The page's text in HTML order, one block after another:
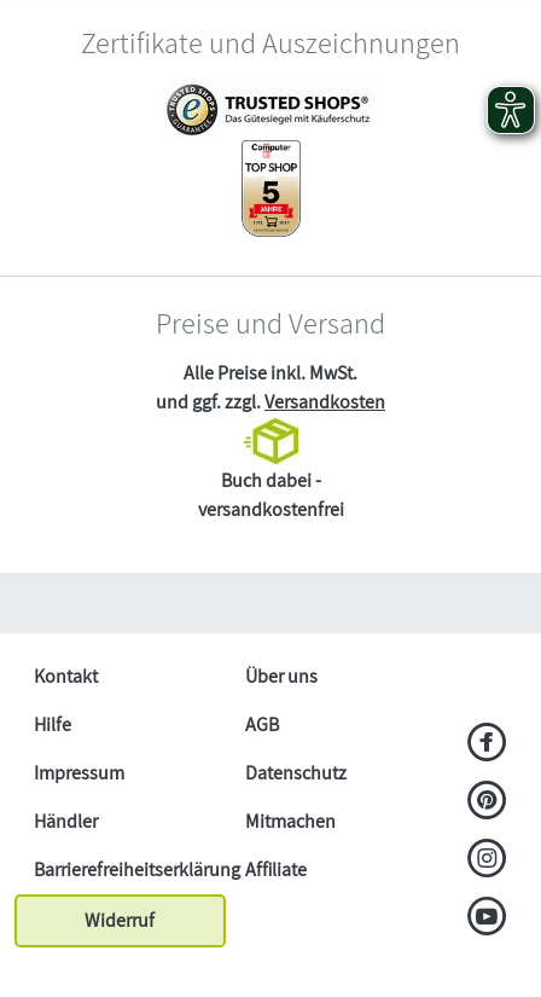
Zertifikate und Auszeichnungen
Preise und Versand
Alle Preise inkl. MwSt.
und ggf. zzgl.Versandkosten
Buch dabei -
versandkostenfrei
Kontakt
Über uns
Hilfe
AGB
Impressum
Datenschutz
Händler
Mitmachen
BarrierefreiheitserklärungAffiliate
Widerruf